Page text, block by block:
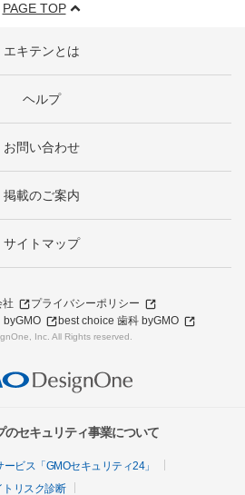
PAGE TOP
エキテンとは
ヘルプ
お問い合わせ
掲載のご案内
サイトマップ
社
プライバシーポリシー
byGMO
best choice 歯科 byGMO
Inc. All Rights reserved.
セキュリティ事業について
ビス「GMOセキュリティ24」
トリスク診断